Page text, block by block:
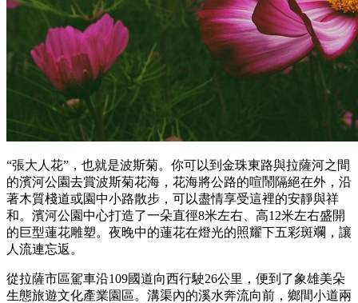
“張大人花”，也就是波斯菊。你可以到金珠東路與拉薩河之間
的濱河公園去賞波斯菊花海，花海將公路的喧鬧隔絕在外，沿
著木質棧道或園中小路散步，可以盡情享受這裡的安靜與祥
和。濱河公園中心打造了一朵直徑8米左右、高12米左右盛開
的巨型蓮花雕塑。夜晚中的蓮花在燈光的照耀下五彩斑斕，讓
人流連忘返。
從拉薩市區駕車沿109國道向西行駛26公里，便到了象雄美朵
生態旅遊文化產業園區。溝渠內的溪水奔流向前，鄉間小道兩